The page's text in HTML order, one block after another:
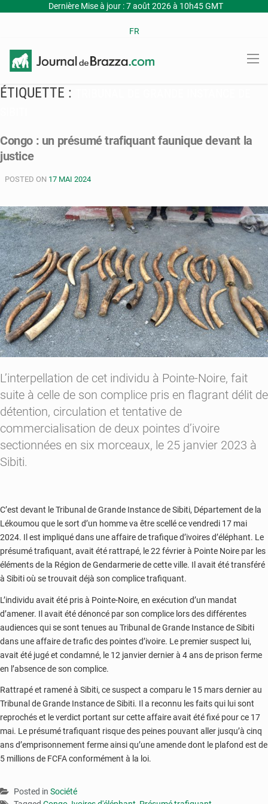
Dernière Mise à jour : 7 août 2026 à 10h45 GMT
FR
ÉTIQUETTE :
Congo : un présumé trafiquant faunique devant la
justice
POSTED ON 17 MAI 2024
L’interpellation de cet individu à Pointe-Noire, fait
suite à celle de son complice pris en flagrant délit de
détention, circulation et tentative de
commercialisation de deux pointes d’ivoire
sectionnées en six morceaux, le 25 janvier 2023 à
Sibiti.
C’est devant le Tribunal de Grande Instance de Sibiti, Département de la
Lékoumou que le sort d’un homme va être scellé ce vendredi 17 mai
2024. Il est impliqué dans une affaire de trafique d’ivoires d’éléphant. Le
présumé trafiquant, avait été rattrapé, le 22 février à Pointe Noire par les
éléments de la Région de Gendarmerie de cette ville. Il avait été transféré
à Sibiti où se trouvait déjà son complice trafiquant.
L’individu avait été pris à Pointe-Noire, en exécution d’un mandat
d’amener. Il avait été dénoncé par son complice lors des différentes
audiences qui se sont tenues au Tribunal de Grande Instance de Sibiti
dans une affaire de trafic des pointes d’ivoire. Le premier suspect lui,
avait été jugé et condamné, le 12 janvier dernier à 4 ans de prison ferme
en l’absence de son complice.
Rattrapé et ramené à Sibiti, ce suspect a comparu le 15 mars dernier au
Tribunal de Grande Instance de Sibiti. Il a reconnu les faits qui lui sont
reprochés et le verdict portant sur cette affaire avait été fixé pour ce 17
mai. Le présumé trafiquant risque des peines pouvant aller jusqu’à cinq
ans d’emprisonnement ferme ainsi qu’une amende dont le plafond est de
5 millions de FCFA conformément à la loi.
Posted in Société